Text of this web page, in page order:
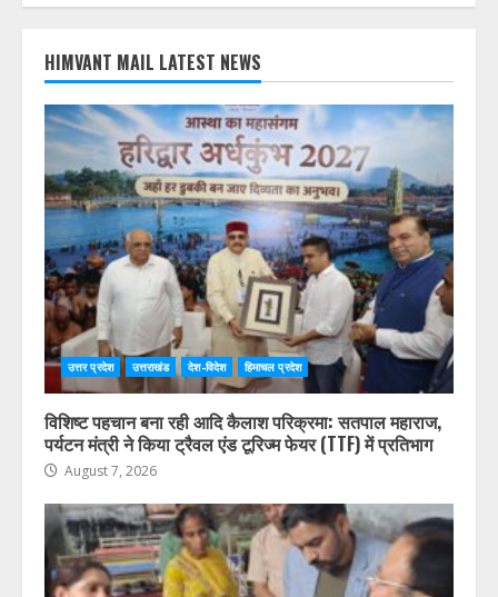
HIMVANT MAIL LATEST NEWS
उत्तर प्रदेश उत्तराखंड देश-विदेश हिमाचल प्रदेश
विशिष्ट पहचान बना रही आदि कैलाश परिक्रमा: सतपाल महाराज,
पर्यटन मंत्री ने किया ट्रैवल एंड टूरिज्म फेयर (TTF) में प्रतिभाग
August 7, 2026